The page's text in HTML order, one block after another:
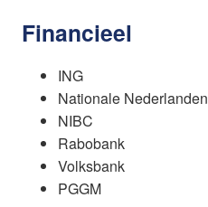
Financieel
ING
Nationale Nederlanden
NIBC
Rabobank
Volksbank
PGGM